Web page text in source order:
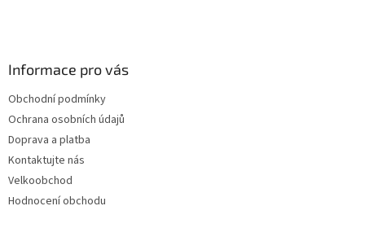
Informace pro vás
Obchodní podmínky
Ochrana osobních údajů
Doprava a platba
Kontaktujte nás
Velkoobchod
Hodnocení obchodu